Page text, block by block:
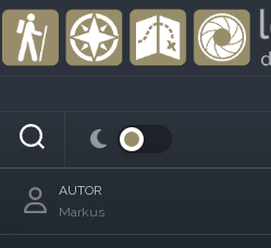
Skip
content
Beule am Kopf
AUTOR
Markus